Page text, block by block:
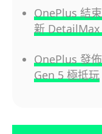
OnePlus 結
新
OnePlus 發
Gen 5 極抵玩